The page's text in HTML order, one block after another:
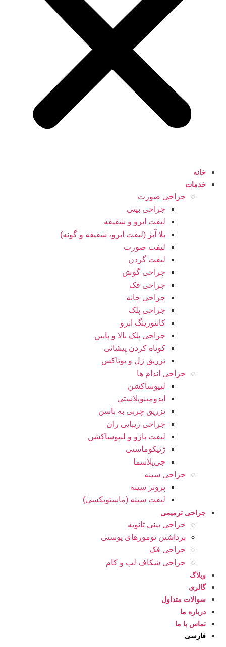
خانه
خدمات
جراحی صورت
جراحی بینی
لیفت ابرو و شقیقه
بلا آیز (لیفت ابرو، شقیقه و گونه)
لیفت صورت
لیفت گردن
جراحی گوش
جراحی فک
جراحی چانه
جراحی پلک
کانتورینگ ابرو
جراحی پلک بالا و پایین
کوتاه کردن پیشانی
تزریق ژل و بوتاکس
جراحی اندام ها
لیپوساکشن
ابدومینوپلاستی
تزریق چربی به باسن
جراحی زیبایی ران
لیفت بازو و لیپوساکشن
ژنیکوماستی
جی‌پلاسما
جراحی سینه
پروتز سینه
لیفت سینه (ماستوپکسی)
جراحی ترمیمی
جراحی بینی ثانویه
برداشتن تومورهای پوستی
جراحی فک
جراحی شکاف لب و کام
وبلاگ
گالری
سوالات متداول
درباره ما
تماس با ما
فارسی